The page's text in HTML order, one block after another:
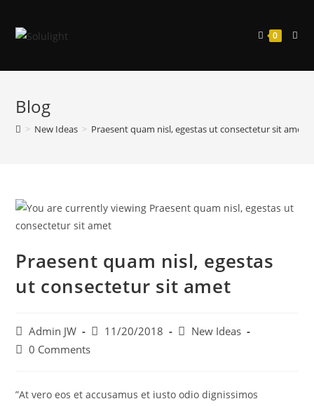
content
0
Blog
> New Ideas > Praesent quam nisl, egestas ut consectetur sit amet
Praesent quam nisl, egestas
ut consectetur sit amet
Post
author:
Admin JW
Post11/20/2018
PostNew Ideas
Post0 Comments
”At vero eos et accusamus et iusto odio dignissimos